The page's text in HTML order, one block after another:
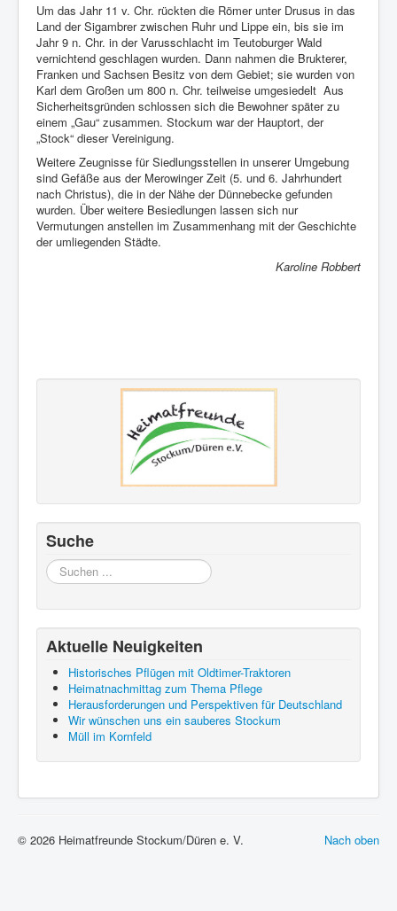
Um das Jahr 11 v. Chr. rückten die Römer unter Drusus in das
Land der Sigambrer zwischen Ruhr und Lippe ein, bis sie im
Jahr 9 n. Chr. in der Varusschlacht im Teutoburger Wald
vernichtend geschlagen wurden. Dann nahmen die Brukterer,
Franken und Sachsen Besitz von dem Gebiet; sie wurden von
Karl dem Großen um 800 n. Chr. teilweise umgesiedelt Aus
Sicherheitsgründen schlossen sich die Bewohner später zu
einem „Gau“ zusammen. Stockum war der Hauptort, der
„Stock“ dieser Vereinigung.
Weitere Zeugnisse für Siedlungsstellen in unserer Umgebung
sind Gefäße aus der Merowinger Zeit (5. und 6. Jahrhundert
nach Christus), die in der Nähe der Dünnebecke gefunden
wurden. Über weitere Besiedlungen lassen sich nur
Vermutungen anstellen im Zusammenhang mit der Geschichte
der umliegenden Städte.
Karoline Robbert
Suche
Suchen
...
Aktuelle Neuigkeiten
Historisches Pflügen mit Oldtimer-Traktoren
Heimatnachmittag zum Thema Pflege
Herausforderungen und Perspektiven für Deutschland
Wir wünschen uns ein sauberes Stockum
Müll im Kornfeld
Nach oben
© 2026 Heimatfreunde Stockum/Düren e. V.